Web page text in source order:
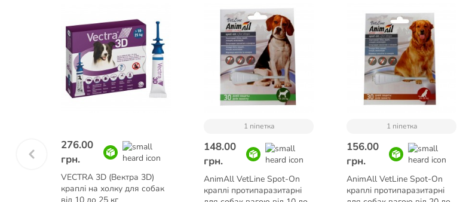
276.00
грн.
VECTRA 3D (Вектра 3D)
краплі на холку для собак
1 піпетка
148.00
грн.
AnimAll VetLine Spot-On
краплі протипаразитарні
1 піпетка
156.00
грн.
AnimAll VetLine Spot-On
краплі протипаразитарні